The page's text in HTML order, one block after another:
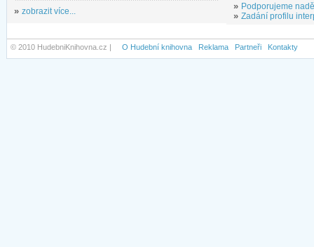
» zobrazit více... » Podporujeme
» Zadání profilu
© 2010 HudebniKnihovna.cz | O Hudební knihovna Reklama Partneři Kontakty